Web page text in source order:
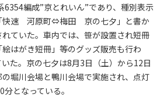
6354編成”京とれいん”であり、種別表示
快速 河原町⇔梅田 京の七夕」と書か
ていた。車内では、笹が設置され短冊
はがき短冊」等のグッズ販売も行わ
た。京の七夕は8月3日（土）から12日
の堀川会場と鴨川会場で実施され、点灯
となっている。